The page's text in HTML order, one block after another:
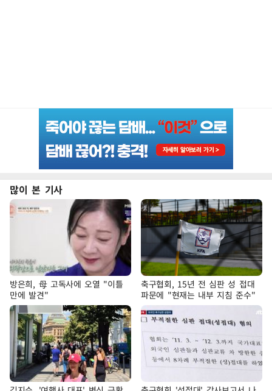
많이 본 기사
방은희, 母 고독사에 오열 "이틀
만에 발견"
축구협회, 15년 전 심판 성 접대
파문에 "현재는 내부 지침 준수"